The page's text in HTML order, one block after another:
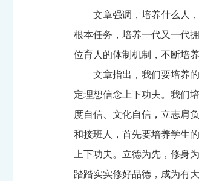
文章强调，培养什么人
根本任务，培养一代又一代
位育人的体制机制，不断培
文章指出，我们要培养
定理想信念上下功夫。我们
度自信、文化自信，立志肩
和接班人，首先要培养学生
上下功夫。立德为先，修身
踏踏实实修好品德，成为有